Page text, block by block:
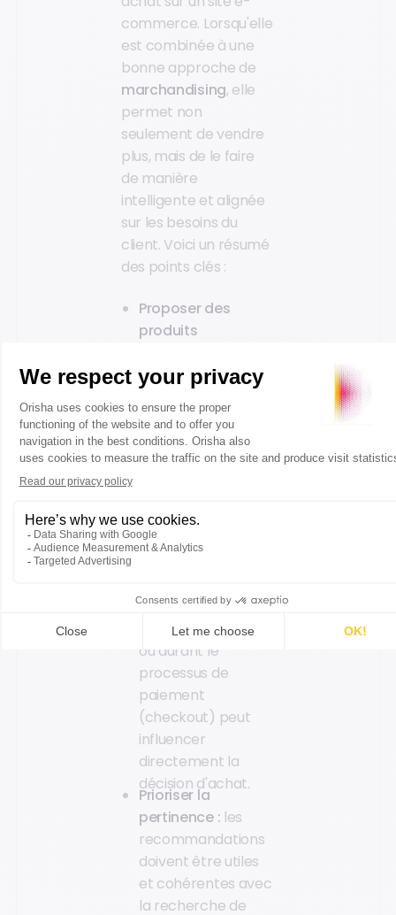
commerce. Lorsqu'elle
est combinée à une
bonne approche de
marchandising, elle
permet non
seulement de vendre
plus, mais de le faire
de manière
intelligente et alignée
sur les besoins du
client. Voici un résumé
des points clés :
Proposer des
produits
le cross-selling
des articles qui
complètent l'achat
principal,
L'appliquer à des
moments
produits associés
sur la fiche produit
ou durant le
processus de
paiement
(checkout) peut
influencer
directement la
décision d'achat.
Prioriser la
pertinence : les
recommandations
doivent être utiles
et cohérentes avec
la recherche de